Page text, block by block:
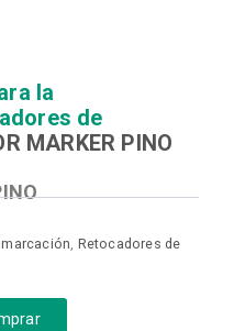
la
de
MARKER PINO
Retocadores de